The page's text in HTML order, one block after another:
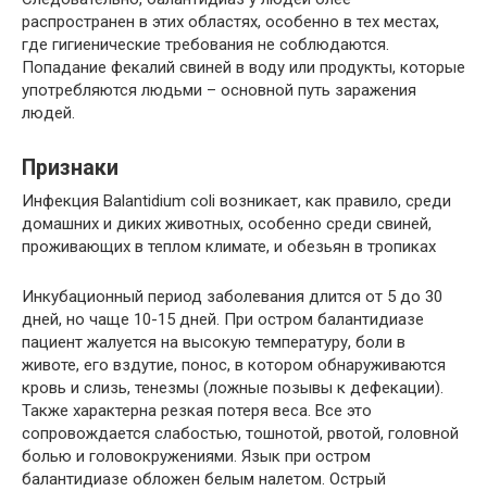
распространен в этих областях, особенно в тех местах,
где гигиенические требования не соблюдаются.
Попадание фекалий свиней в воду или продукты, которые
употребляются людьми – основной путь заражения
людей.
Признаки
Инфекция Balantidium coli возникает, как правило, среди
домашних и диких животных, особенно среди свиней,
проживающих в теплом климате, и обезьян в тропиках
Инкубационный период заболевания длится от 5 до 30
дней, но чаще 10-15 дней. При остром балантидиазе
пациент жалуется на высокую температуру, боли в
животе, его вздутие, понос, в котором обнаруживаются
кровь и слизь, тенезмы (ложные позывы к дефекации).
Также характерна резкая потеря веса. Все это
сопровождается слабостью, тошнотой, рвотой, головной
болью и головокружениями. Язык при остром
балантидиазе обложен белым налетом. Острый